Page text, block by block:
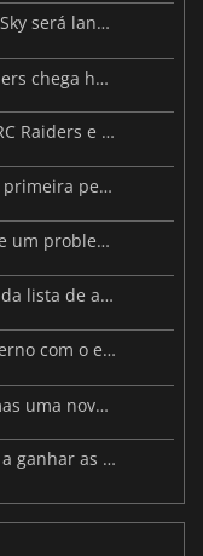
ARC Raiders: A atualização Shrouded Sky será lançada a 24 de fevereiro
A atualização Headwinds do ARC Raiders chega hoje com adições desafiantes
Os batoteiros estão a prejudicar os ARC Raiders e até os streamers de topo estão fartos
O dilema dos ARC Raiders: sonhos na primeira pessoa e o debate sobre PvP
Porque é que a batota está a tornar-se um problema grave na ARC Raiders?
Os Raiders da ARC estiveram no topo da lista de atiradores neste Natal
ARC Raiders dá as boas-vindas ao inverno com o evento Cold Snap
ARC Raiders sofre um breve atraso, mas uma nova aventura aguarda-o em dezembro
Porque é que a ARC Raiders continua a ganhar as tabelas